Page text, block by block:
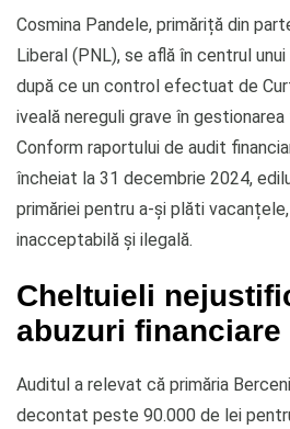
Cosmina Pandele, primăriță din
Liberal (PNL), se află în centrul
după ce un control efectuat de
iveală nereguli grave în
Conform raportului de audit
încheiat la 31 decembrie 2024,
primăriei pentru a-și plăti
inacceptabilă și ilegală.
Cheltuieli
abuzuri financiare
Auditul a relevat că primăria
decontat peste 90.000 de lei